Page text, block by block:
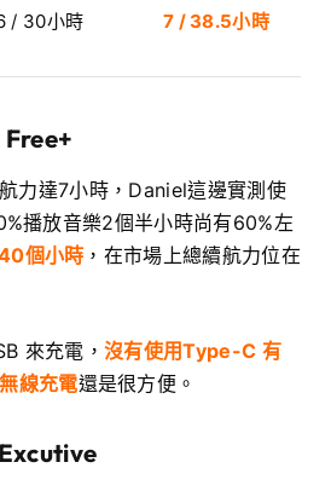
/ 30小時 7 / 38.5小時
力達7小時，Daniel這邊實測使
播放音樂2個半小時尚有60%左
個小時 ，在市場上總續航力位在
來充電，沒有使用Type-C 有
線充電還是很方便。